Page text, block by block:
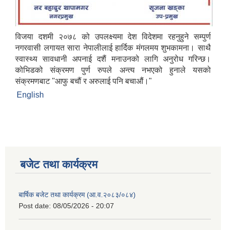
विजया दशमी २०७८ को उपलक्ष्यमा देश विदेशमा रहनुहुने सम्पुर्ण
नगरवासी लगायत सारा नेपालीलाई हार्दिक मंगलमय शुभकामना। साथै
स्वास्थ्य सावधानी अपनाई दशैं मनाउनको लागि अनुरोध गरिन्छ।
कोभिडको संक्रमण पुर्ण रुपले अन्त्य नभएको हुनाले यसको
संक्रमणबाट "आफु बचौं र अरुलाई पनि बचाऔं।"
English
बजेट तथा कार्यक्रम
बार्षिक बजेट तथा कार्यक्रम (आ.व.२०८३/०८४)
Post date: 08/05/2026 - 20:07